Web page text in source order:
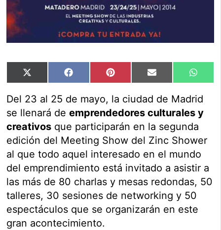
Compartir
en
X
(Twitter)
Compartir
en
Facebook Compartir
en
Pinterest Compartir
en
Email
en
Del 23 al 25 de mayo, la ciudad de Madrid
se llenará deemprendedores culturales y
creativos que participarán en la segunda
edición del Meeting Show del Zinc Shower
al que todo aquel interesado en el mundo
del emprendimiento está invitado a asistir a
las más de 80 charlas y mesas redondas, 50
talleres, 30 sesiones de networking y 50
espectáculos que se organizarán en este
gran acontecimiento.